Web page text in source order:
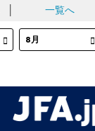
一覧へ